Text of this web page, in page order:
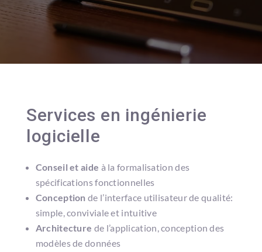
Services en ingénierie
logicielle
Conseil et aide à la formalisation des
spécifications fonctionnelles
Conception de l’interface utilisateur de qualité:
simple, conviviale et intuitive
Architecture de l’application, conception des
modèles de données